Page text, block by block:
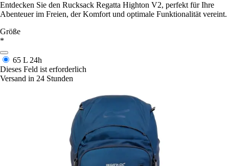
Entdecken Sie den Rucksack Regatta Highton V2, perfekt für Ihre
Abenteuer im Freien, der Komfort und optimale Funktionalität vereint.
Größe
*
65 L 24h
Dieses Feld ist erforderlich
Versand in 24 Stunden